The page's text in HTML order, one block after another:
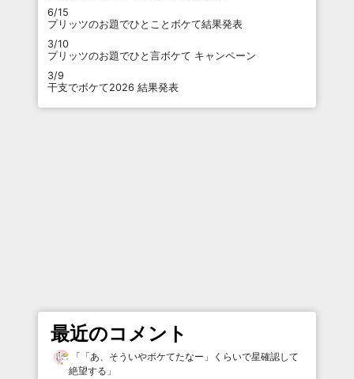
6/15
プリッツのお題でひとことボケて結果発表
3/10
プリッツのお題でひと言ボケて キャンペーン
3/9
干支でボケて2026 結果発表
最近のコメント
「 「あ、そういやボケてたなー」くらいで星確認して
絶望する 」